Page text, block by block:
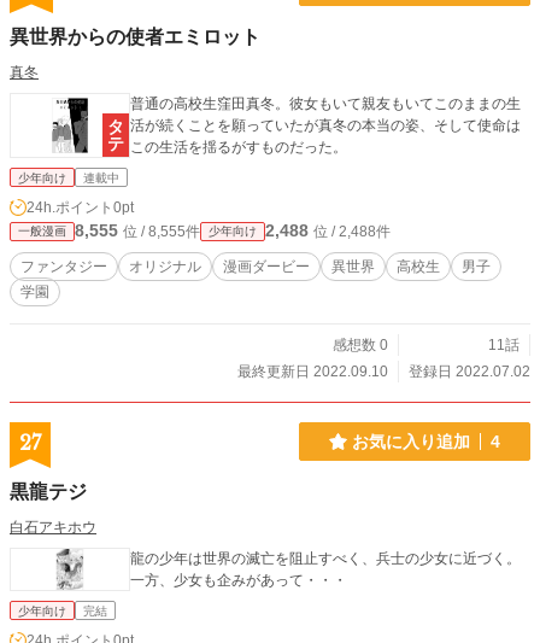
異世界からの使者エミロット
真冬
普通の高校生窪田真冬。彼女もいて親友もいてこのままの生
活が続くことを願っていたが真冬の本当の姿、そして使命は
この生活を揺るがすものだった。
少年向け 連載中
24h.ポイント 0pt
一般漫画 8,555 位 / 8,555件 少年向け 2,488 位 / 2,488件
ファンタジー オリジナル 漫画ダービー 異世界 高校生
男子
学園
感想数 0
11話
最終更新日 2022.09.10
登録日 2022.07.02
27 お気に入り追加 4
黒龍テジ
白石アキホウ
龍の少年は世界の滅亡を阻止すべく、兵士の少女に近づく。
一方、少女も企みがあって・・・
少年向け 完結